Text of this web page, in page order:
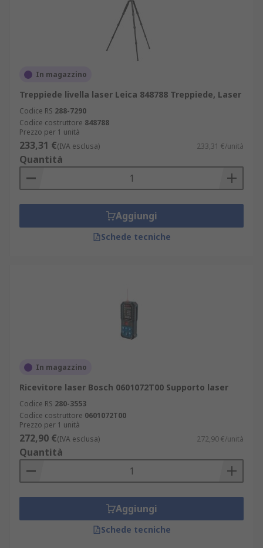
In magazzino
Treppiede livella laser Leica 848788 Treppiede, Laser
Codice RS 288-7290
Codice costruttore 848788
Prezzo per 1 unità
233,31 €(IVA esclusa) 233,31 €/unità
Quantità
Aggiungi
Schede tecniche
In magazzino
Ricevitore laser Bosch 0601072T00 Supporto laser
Codice RS 280-3553
Codice costruttore 0601072T00
Prezzo per 1 unità
272,90 €(IVA esclusa) 272,90 €/unità
Quantità
Aggiungi
Schede tecniche